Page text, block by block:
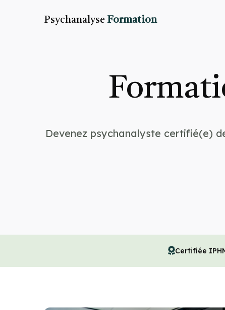
Psychanalyse Formation
Devenez psychanalyste certifié(e)
Certifiée